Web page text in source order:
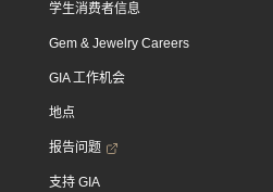
学生消费者信息
Gem & Jewelry Careers
GIA 工作机会
地点
报告问题
支持 GIA